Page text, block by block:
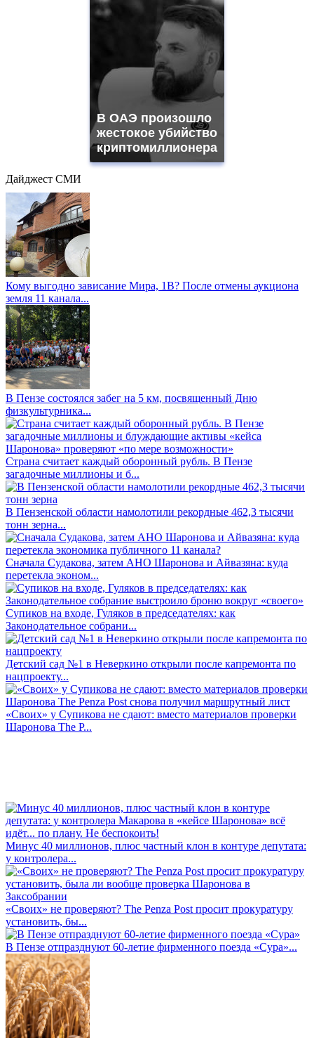
В ОАЭ произошло
жестокое убийство
криптомиллионера
Дайджест СМИ
Кому выгодно зависание Мира, 1В? После отмены аукциона
земля 11 канала...
В Пензе состоялся забег на 5 км, посвященный Дню
физкультурника...
Страна считает каждый оборонный рубль. В Пензе
загадочные миллионы и б...
В Пензенской области намолотили рекордные 462,3 тысячи
тонн зерна...
Сначала Судакова, затем АНО Шаронова и Айвазяна: куда
перетекла эконом...
Супиков на входе, Гуляков в председателях: как
Законодательное собрани...
Детский сад №1 в Неверкино открыли после капремонта по
нацпроекту...
«Своих» у Супикова не сдают: вместо материалов проверки
Шаронова The P...
Минус 40 миллионов, плюс частный клон в контуре депутата:
у контролера...
«Своих» не проверяют? The Penza Post просит прокуратуру
установить, бы...
В Пензе отпразднуют 60-летие фирменного поезда «Сура»...